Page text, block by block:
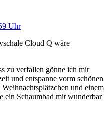
Uhr
Cloud Q wäre
zu verfallen gönne ich mir
und entspanne vorm schönen
und einem
ein Schaumbad mit wunderbar